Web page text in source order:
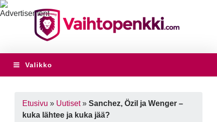
Valikko
Etusivu » Uutiset» Sanchez, Özil ja Wenger –
kuka lähtee ja kuka jää?